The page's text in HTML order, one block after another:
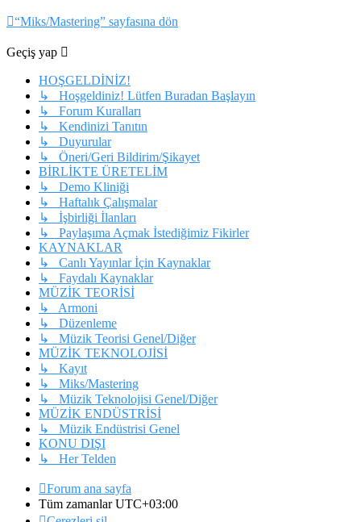
“Miks/Mastering” sayfasına dön
Geçiş yap
HOŞGELDİNİZ!
↳ Hoşgeldiniz! Lütfen Buradan Başlayın
↳ Forum Kuralları
↳ Kendinizi Tanıtın
↳ Duyurular
↳ Öneri/Geri Bildirim/Şikayet
BİRLİKTE ÜRETELİM
↳ Demo Kliniği
↳ Haftalık Çalışmalar
↳ İşbirliği İlanları
↳ Paylaşıma Açmak İstediğimiz Fikirler
KAYNAKLAR
↳ Canlı Yayınlar İçin Kaynaklar
↳ Faydalı Kaynaklar
MÜZİK TEORİSİ
↳ Armoni
↳ Düzenleme
↳ Müzik Teorisi Genel/Diğer
MÜZİK TEKNOLOJİSİ
↳ Kayıt
↳ Miks/Mastering
↳ Müzik Teknolojisi Genel/Diğer
MÜZİK ENDÜSTRİSİ
↳ Müzik Endüstrisi Genel
KONU DIŞI
↳ Her Telden
Forum ana sayfa
Tüm zamanlarUTC+03:00